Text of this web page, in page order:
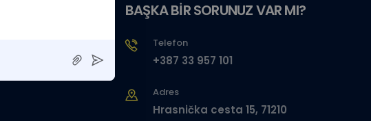
BAŞKA BİR SORUNUZ VAR MI?
Telefon
+387 33 957 101
Adres
Hrasnička cesta 15, 71210